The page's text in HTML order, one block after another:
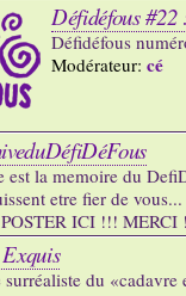
Défidéfous
Défidéfous
Modérateur: cé
est la memoire du
etre fier de vous...
ICI !!! MERCI
du